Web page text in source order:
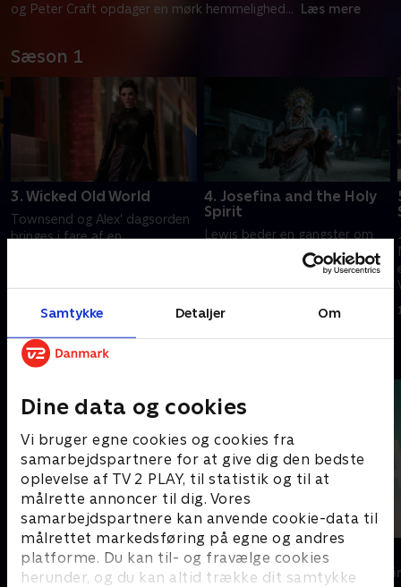
Samtykke Detaljer Om
Dine data og cookies
Vi bruger egne cookies og cookies fra
samarbejdspartnere for at give dig den bedste
oplevelse af TV 2 PLAY, til statistik og til at
målrette annoncer til dig. Vores
samarbejdspartnere kan anvende cookie-data til
målrettet markedsføring på egne og andres
platforme. Du kan til- og fravælge cookies
herunder, og du kan altid trække dit samtykke
og Peter Craft opdager en mørk hemmelighed... Læs mere
Sæson 1
3. Wicked Old World
Townsend og Alex' dagsorden
bringes i fare af en
hjemme hos Elsa.
4. Josefina and the Holy
Spirit
Lewis beder en gangster om
hjælp til at bekæmpe den
voksende nazisme i Los
Angeles. Josefina Vega får et
og Mateo søger hævn.
1. juli 2021 • 55 min
Andre så også
Top Dog
Krimi & Spænding • 1 sæsoner
The Au Pair
Krimi &